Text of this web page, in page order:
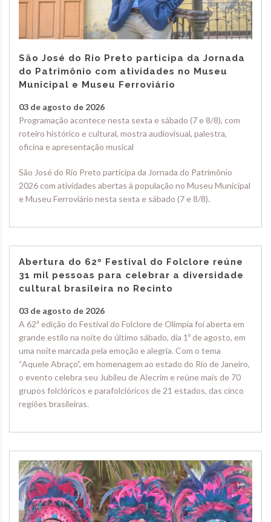
São José do Rio Preto participa da Jornada
do Patrimônio com atividades no Museu
Municipal e Museu Ferroviário
03 de agosto de 2026
Programação acontece nesta sexta e sábado (7 e 8/8), com
roteiro histórico e cultural, mostra audiovisual, palestra,
oficina e apresentação musical
São José do Rio Preto participa da Jornada do Patrimônio
2026 com atividades abertas à população no Museu Municipal
e Museu Ferroviário nesta sexta e sábado (7 e 8/8).
Abertura do 62º Festival do Folclore reúne
31 mil pessoas para celebrar a diversidade
cultural brasileira no Recinto
03 de agosto de 2026
A 62ª edição do Festival do Folclore de Olímpia foi aberta em
grande estilo na noite do último sábado, dia 1º de agosto, em
uma noite marcada pela emoção e alegria. Com o tema
“Aquele Abraço”, em homenagem ao estado do Rio de Janeiro,
o evento celebra seu Jubileu de Alecrim e reúne mais de 70
grupos folclóricos e parafolclóricos de 21 estados, das cinco
regiões brasileiras.